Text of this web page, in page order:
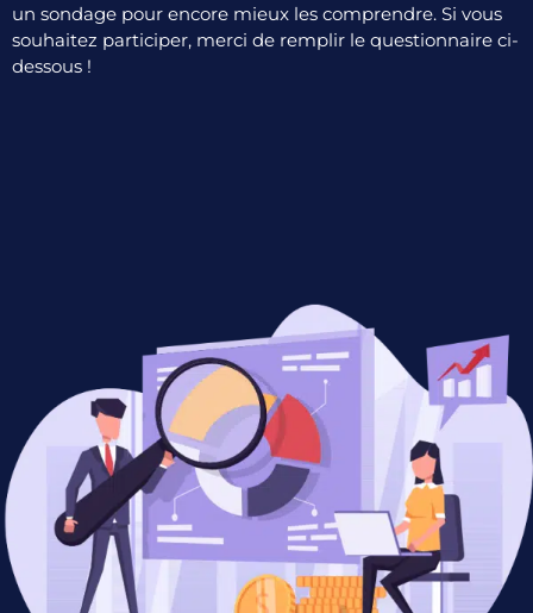
un sondage pour encore mieux les comprendre. Si vous
souhaitez participer, merci de remplir le questionnaire ci-
dessous !